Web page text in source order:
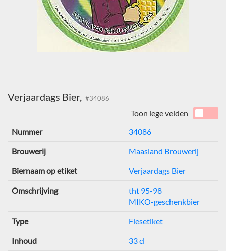
Verjaardags Bier, #34086
Toon lege velden
Nummer
34086
Brouwerij Maasland Brouwerij
Biernaam op etiket Verjaardags Bier
Omschrijving
tht 95-98
MIKO-geschenkbier
Type Flesetiket
Inhoud 33 cl